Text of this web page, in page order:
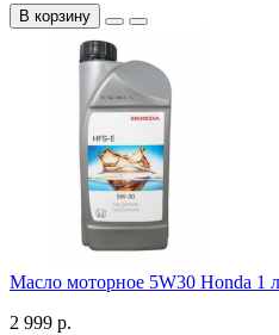
В корзину
Масло моторное 5W30 Honda 1
2 999 р.